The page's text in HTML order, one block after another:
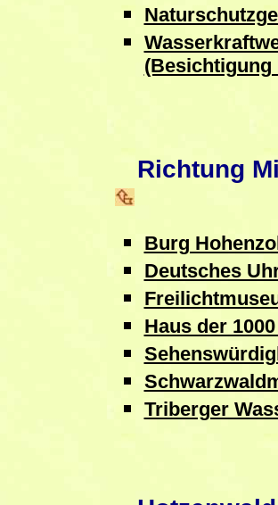
Richtung
Burg
Deutsches
Haus der
Triberger